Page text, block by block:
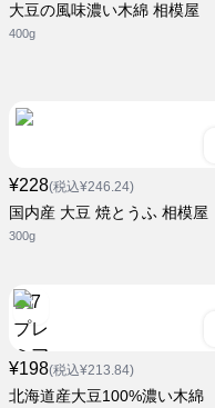
大豆の風味濃い木綿 相模屋
400g
¥228(税込¥246.24)
国内産 大豆 焼とうふ 相模屋
300g
¥198(税込¥213.84)
北海道産大豆100%濃い木綿